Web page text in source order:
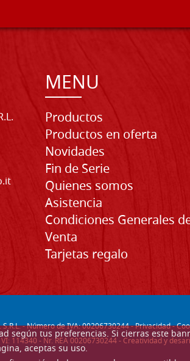
tus preferencias. Si cierras este
aceptas su uso.
MENU
Productos
Productos en oferta
Novidades
Fin de Serie
Quienes somos
Asistencia
Condiciones Generales
Venta
Tarjetas regalo
- Número de IVA: 00206730244 -Privacidad-
114340 - Nr. REA 00206730244 - Creatividad y